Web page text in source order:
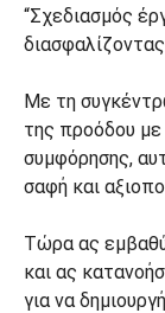
“Σχεδιασμός
Με τη
της προόδου με
συμφόρησης,
σαφή και
Τώρα ας
και ας
για να